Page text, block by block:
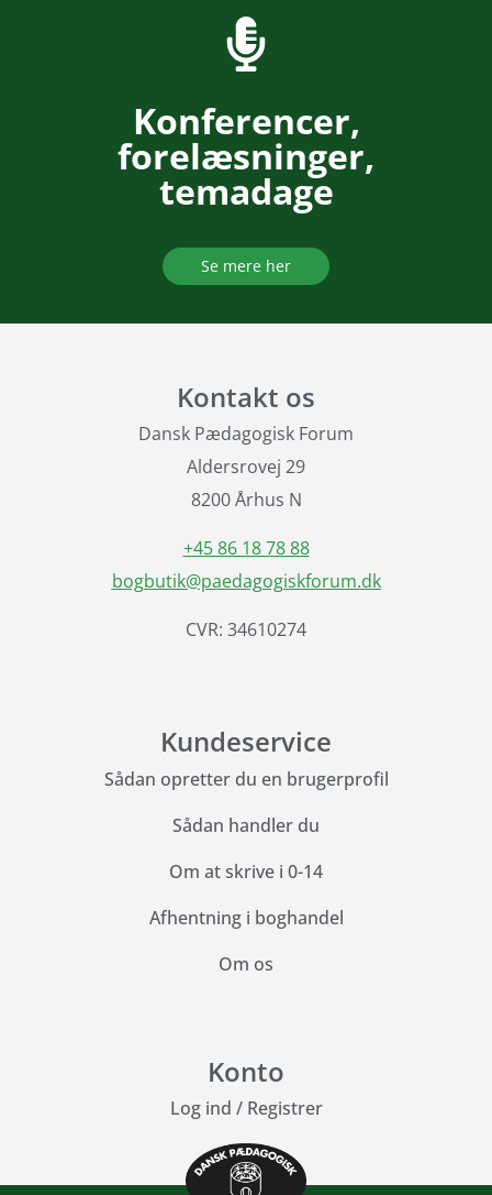
Konferencer,
forelæsninger,
temadage
Se mere her
Kontakt os
Dansk Pædagogisk Forum
Aldersrovej 29
8200 Århus N
+45 86 18 78 88
bogbutik@paedagogiskforum.dk
CVR: 34610274
Kundeservice
Sådan opretter du en brugerprofil
Sådan handler du
Om at skrive i 0-14
Afhentning i boghandel
Om os
Konto
Log ind / Registrer